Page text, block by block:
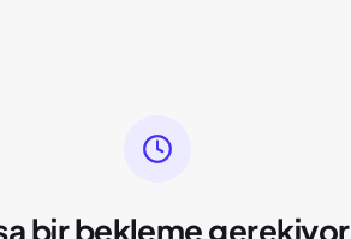
bir bekleme gerekiyor